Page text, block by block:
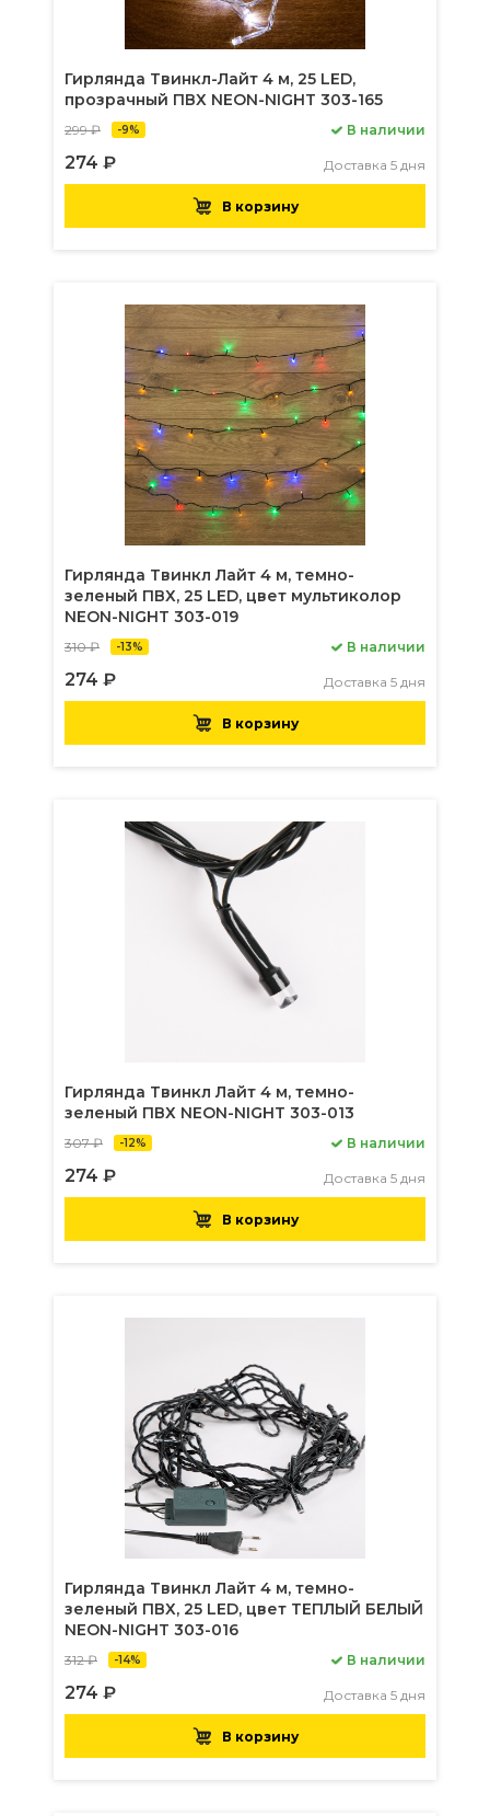
Гирлянда Твинкл-Лайт 4 м, 25 LED,
прозрачный ПВХ NEON-NIGHT 303-165
299 ₽ -9%
274 ₽
В наличии
Доставка 5 дня
В корзину
Гирлянда Твинкл Лайт 4 м, темно-
зеленый ПВХ, 25 LED, цвет мультиколор
NEON-NIGHT 303-019
310 ₽ -13%
274 ₽
В наличии
Доставка 5 дня
В корзину
Гирлянда Твинкл Лайт 4 м, темно-
зеленый ПВХ NEON-NIGHT 303-013
307 ₽ -12%
274 ₽
В наличии
Доставка 5 дня
В корзину
Гирлянда Твинкл Лайт 4 м, темно-
зеленый ПВХ, 25 LED, цвет ТЕПЛЫЙ БЕЛЫЙ
NEON-NIGHT 303-016
312 ₽ -14%
274 ₽
В наличии
Доставка 5 дня
В корзину